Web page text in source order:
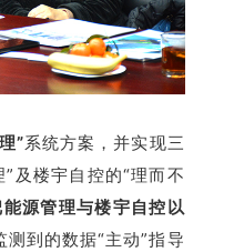
”系统方案，并实现三
及楼宇自控的“理而不
源管理与楼宇自控以
测到的数据“主动”指导